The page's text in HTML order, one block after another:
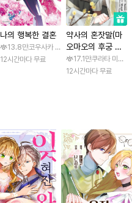
나의 행복한 결혼
13.8만코우사카 리토 / 아기토기 아쿠미
12시간마다 무료
약사의 혼잣말(마
오마오의 후궁 수
수께끼 풀이수첩)
17.1만쿠라타 미노
12시간마다 무료